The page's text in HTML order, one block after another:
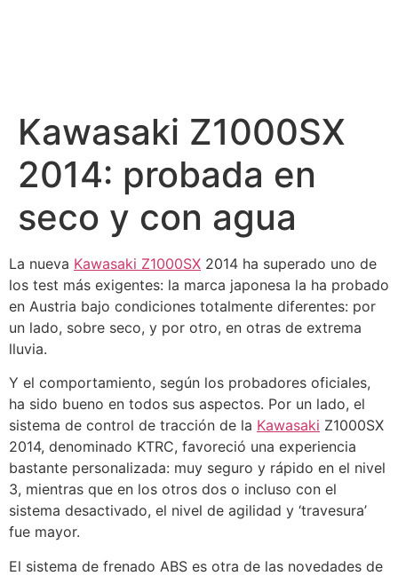
Kawasaki Z1000SX
2014: probada en
seco y con agua
La nueva Kawasaki Z1000SX 2014 ha superado uno de
los test más exigentes: la marca japonesa la ha probado
en Austria bajo condiciones totalmente diferentes: por
un lado, sobre seco, y por otro, en otras de extrema
lluvia.
Y el comportamiento, según los probadores oficiales,
ha sido bueno en todos sus aspectos. Por un lado, el
sistema de control de tracción de la Kawasaki Z1000SX
2014, denominado KTRC, favoreció una experiencia
bastante personalizada: muy seguro y rápido en el nivel
3, mientras que en los otros dos o incluso con el
sistema desactivado, el nivel de agilidad y ‘travesura’
fue mayor.
El sistema de frenado ABS es otra de las novedades de